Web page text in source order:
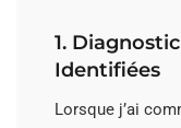
1.
Identifiées
Lorsque j’ai